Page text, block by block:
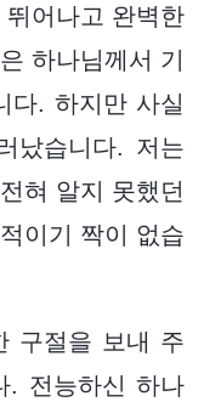
어나고 완벽한
하나님께서 기
다. 하지만 사실
났습니다. 저는
혀 알지 못했던
이기 짝이 없습
구절을 보내 주
. 전능하신 하나